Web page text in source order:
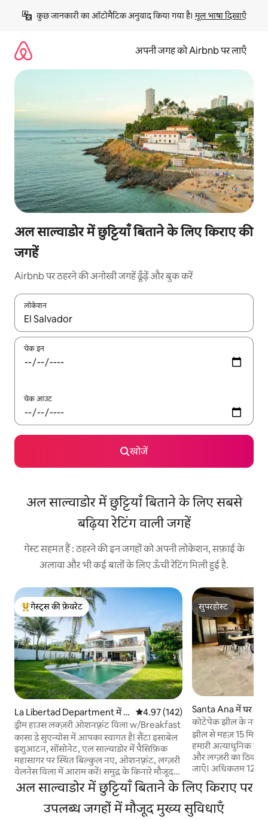
छोड़कर
कॉन्टेंट
कुछ जानकारी का ऑटोमैटिक अनुवाद किया गया है। मूल भाषा दिखाएँ
अपनी जगह को Airbnb पर लाएँ
अल साल्वाडोर में छुट्टियाँ बिताने के लिए किराए की
जगहें
Airbnb पर ठहरने की अनोखी जगहें ढूँढ़ें और बुक करें
लोकेशन
नतीजों के उपलब्ध होने पर, अप और डाउन 'ऐरो की' का इस्तेमाल करके नेविगेट
चेक इन
चेक आउट
खोजें
अल साल्वाडोर में छुट्टियाँ बिताने के लिए सबसे
बढ़िया रेटिंग वाली जगहें
गेस्ट सहमत हैं : ठहरने की इन जगहों को अपनी लोकेशन, सफ़ाई के
अलावा और भी कई बातों के लिए ऊँची रेटिंग मिली हुई है.
गेस्ट्स का टॉप फ़ेवरेट
गेस्ट्स की फ़ेवरेट
La Libertad Department में घ
र
औसत रेटिंग 5 में से 4.97, 142 समीक्षाएँ
4.97 (142)
ड्रीम हाउस लक्ज़री ओशनफ़्रंट विला w/Breakfast
कासा डे सुएन्योस में आपका स्वागत है! सैंटा इसाबेल
इशुआटन, सोंसोनेट, एल साल्वाडोर में पैसिफ़िक
महासागर पर स्थित बिल्कुल नए, ओशनफ़्रंट, लग्ज़री
वेलनेस विला में आराम करें। समुद्र के किनारे मौजूद
इस आला दर्जे की प्रॉपर्टी में 4 विशाल बेडरूम सुईट्स
हैं, जहाँ से समुद्र, पूल और ट्रॉपिकल इलाकों के अनंत
नज़ारे दिखते हैं। बीच पर रोज़ सूर्योदय और सूर्यास्त के
सुपरहोस्ट
सुपरहोस्ट
Santa Ana में घर
कोटेपेक झील के
रिट्रीट
झील से महज़ 15 मिनट/
हमारी अत्याधुनिक
और लग्ज़री का
जाएँ। अधिकतम 12
इसमें झील के शानदार
बेहतरीन सुविधाएँ हैं।
सभाओं, अल्फ़्रेस्को
एक निजी आँगन के साथ
अल साल्वाडोर में छुट्टियाँ बिताने के लिए किराए पर
उपलब्ध जगहों में मौजूद मुख्य सुविधाएँ